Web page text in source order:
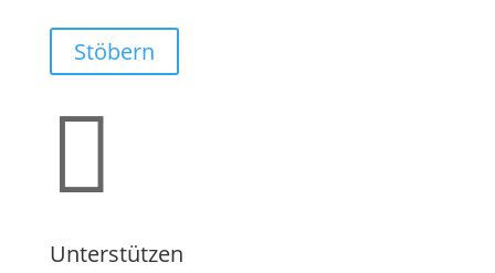
Stöbern

Unterstützen